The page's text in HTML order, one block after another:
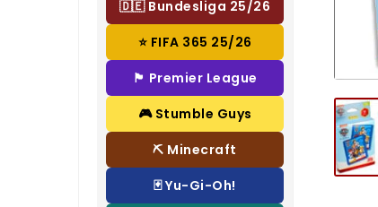
🇩🇪 Bundesliga 25/26
⭐ FIFA 365 25/26
🏴 Premier League
🎮 Stumble Guys
⛏️ Minecraft
🃏 Yu-Gi-Oh!